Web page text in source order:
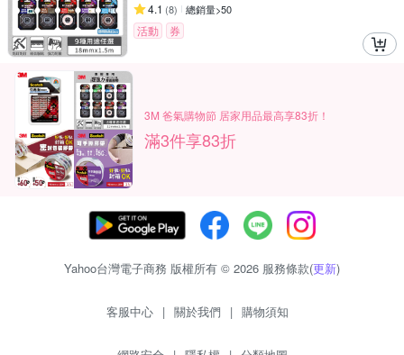
4.1 (8) 總銷量>50
活動 券
3M 爸氣購物節 居家用品最高享83折！
滿3件享83折
Yahoo台灣電子商務 版權所有 © 2026 服務條款(更新)
客服中心 | 關於我們 | 購物須知